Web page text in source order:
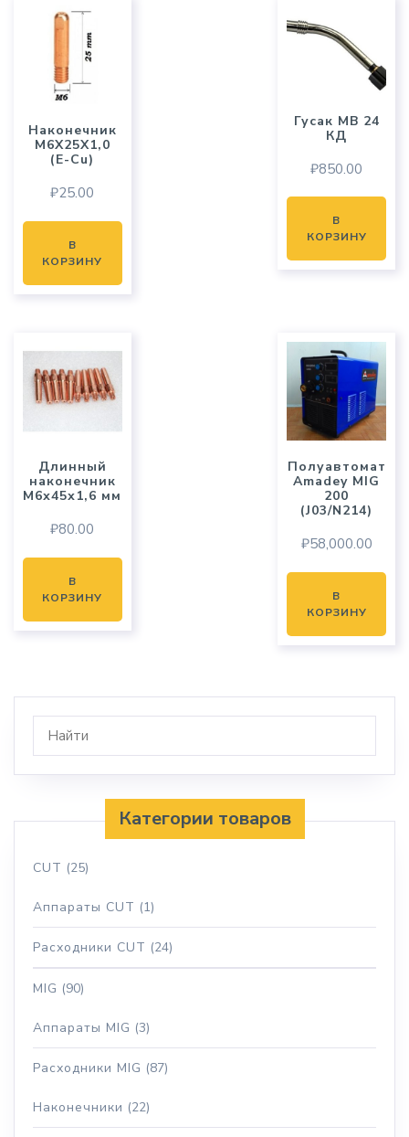
Наконечник
M6X25X1,0
(E-Cu)
₽25.00
В
КОРЗИНУ
Гусак MB 24
КД
₽850.00
В
КОРЗИНУ
Длинный
наконечник
М6х45х1,6 мм
₽80.00
В
КОРЗИНУ
Полуавтомат
Amadey MIG
200
(J03/N214)
₽58,000.00
В
КОРЗИНУ
Категории товаров
CUT (25)
Аппараты CUT (1)
Расходники CUT (24)
MIG (90)
Аппараты MIG (3)
Расходники MIG (87)
Наконечники (22)